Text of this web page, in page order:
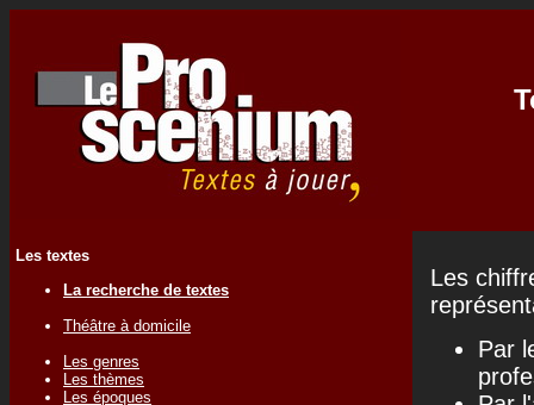
Les textes
La recherche de textes
Théâtre à domicile
Les genres
Les thèmes
Les époques
Les
Par